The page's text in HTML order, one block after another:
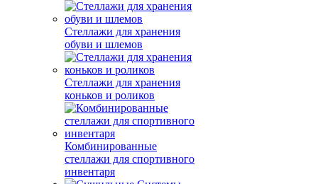
Стеллажи для хранения
обуви и шлемов
Стеллажи для хранения
коньков и роликов
Комбинированные
стеллажи для спортивного
инвентаря